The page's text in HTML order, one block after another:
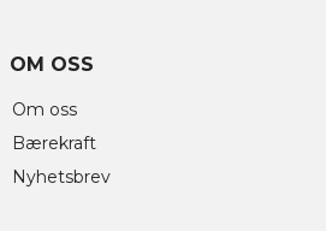
OM OSS
Om oss
Bærekraft
Nyhetsbrev